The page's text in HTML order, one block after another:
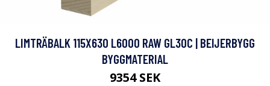
LIMTRÄBALK 115X630 L6000 RAW GL30C | BEIJERBYGG
BYGGMATERIAL
9354 SEK